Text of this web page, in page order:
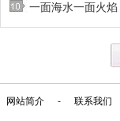
一面海水一面火
网站简介 - 联系我们